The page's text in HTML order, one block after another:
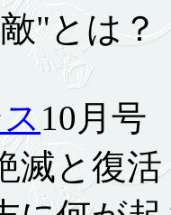
"とは？
10月号
と復活